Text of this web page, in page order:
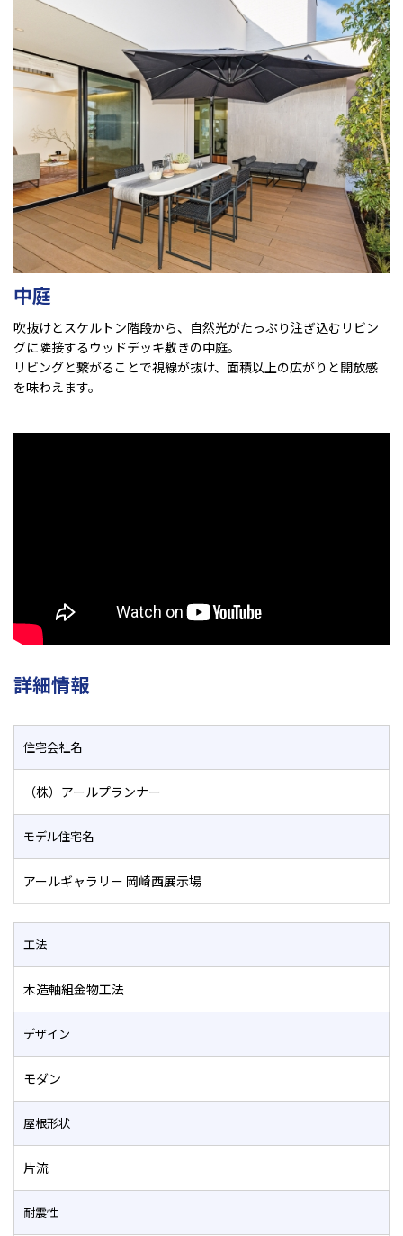
中庭
吹抜けとスケルトン階段から、自然光がたっぷり注ぎ込むリビン
グに隣接するウッドデッキ敷きの中庭。
リビングと繋がることで視線が抜け、面積以上の広がりと開放感
を味わえます。
詳細情報
住宅会社名
（株）アールプランナー
モデル住宅名
アールギャラリー 岡崎西展示場
工法
木造軸組金物工法
デザイン
モダン
屋根形状
片流
耐震性